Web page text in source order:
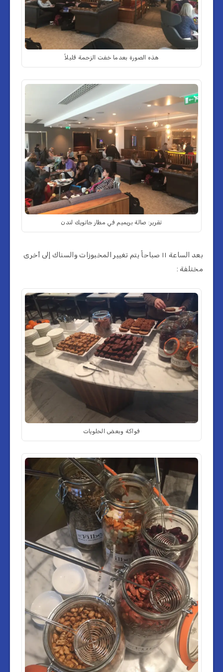
هذه الصورة بعدما خفت الزحمة قليلاً
تقرير: صالة بريميم في مطار جاتويك لندن
بعد الساعة ١١ صباحاً يتم تغيير المخبوزات والسناك إلى أخرى
مختلفة :
فواكة وبعض الحلويات